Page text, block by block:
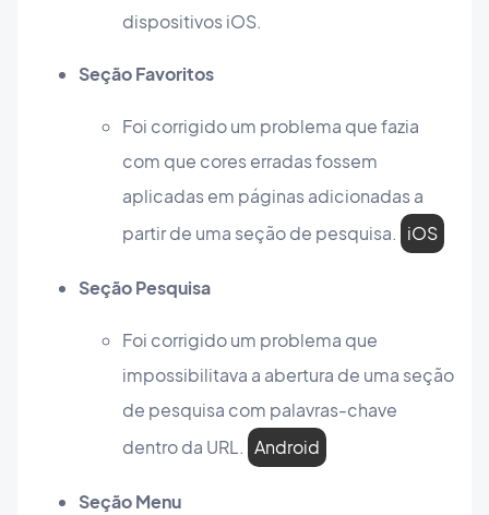
dispositivos iOS.
Seção Favoritos
Foi corrigido um problema que fazia
com que cores erradas fossem
aplicadas em páginas adicionadas a
partir de uma seção de pesquisa. iOS
Seção Pesquisa
Foi corrigido um problema que
impossibilitava a abertura de uma seção
de pesquisa com palavras-chave
dentro da URL. Android
Seção Menu